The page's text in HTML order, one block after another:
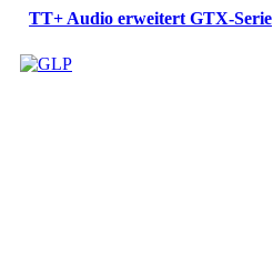
TT+ Audio erweitert GTX-Serie